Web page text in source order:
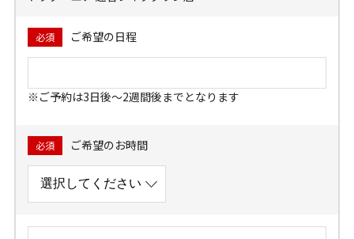
必須 ご希望の日程
※ご予約は3日後～2週間後までとなります
必須 ご希望のお時間